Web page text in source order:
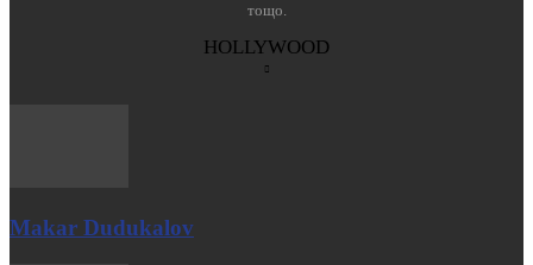
тощо.
HOLLYWOOD
Makar Dudukalov